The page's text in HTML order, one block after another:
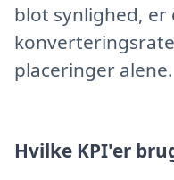
blot synlighed, er
placeringer alene.
Hvilke KPI'er